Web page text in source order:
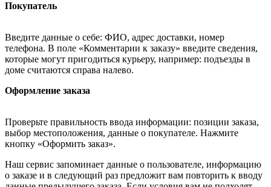
Покупатель
Введите данные о себе: ФИО, адрес доставки, номер
телефона. В поле «Комментарии к заказу» введите сведения,
которые могут пригодиться курьеру, например: подъезды в
доме считаются справа налево.
Оформление заказа
Проверьте правильность ввода информации: позиции заказа,
выбор местоположения, данные о покупателе. Нажмите
кнопку «Оформить заказ».
Наш сервис запоминает данные о пользователе, информацию
о заказе и в следующий раз предложит вам повторить к вводу